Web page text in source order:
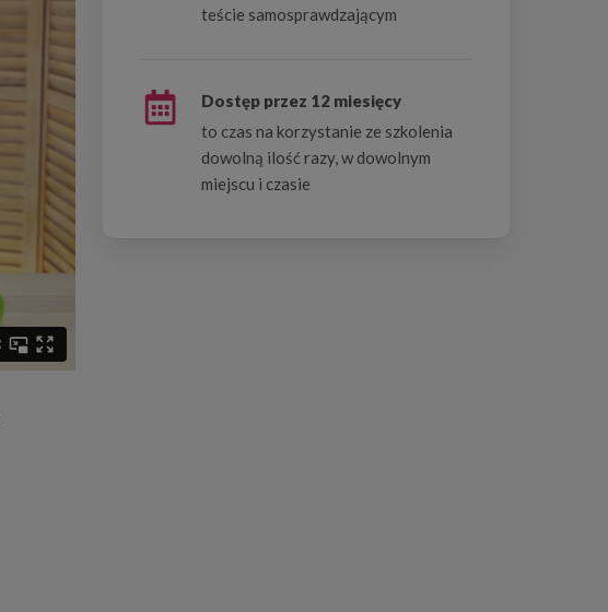
teście samosprawdzającym
Dostęp przez 12 miesięcy
to czas na korzystanie ze szkolenia
dowolną ilość razy, w dowolnym
miejscu i czasie